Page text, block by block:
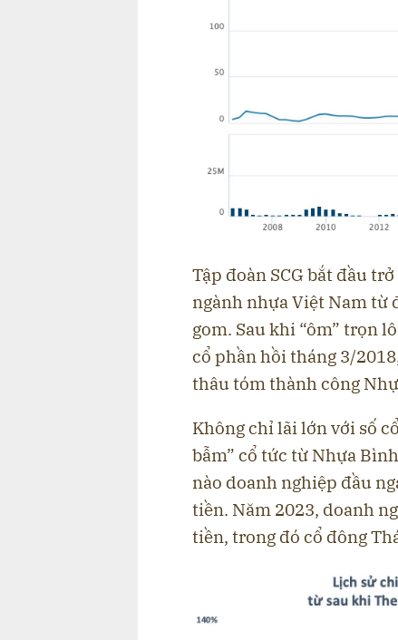
Tập đoàn SCG bắt đầu
ngành nhựa Việt Nam từ
gom. Sau khi “ôm” trọn
cổ phần hồi tháng 3/
thâu tóm thành công
Không chỉ lãi lớn với số
bẫm” cổ tức từ Nhựa
nào doanh nghiệp đầu
tiền. Năm 2023, doanh
tiền, trong đó cổ đông